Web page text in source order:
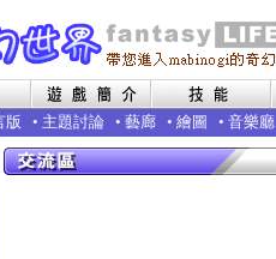
版 • 主題討論 • 藝廊 • 繪圖 • 音樂廳